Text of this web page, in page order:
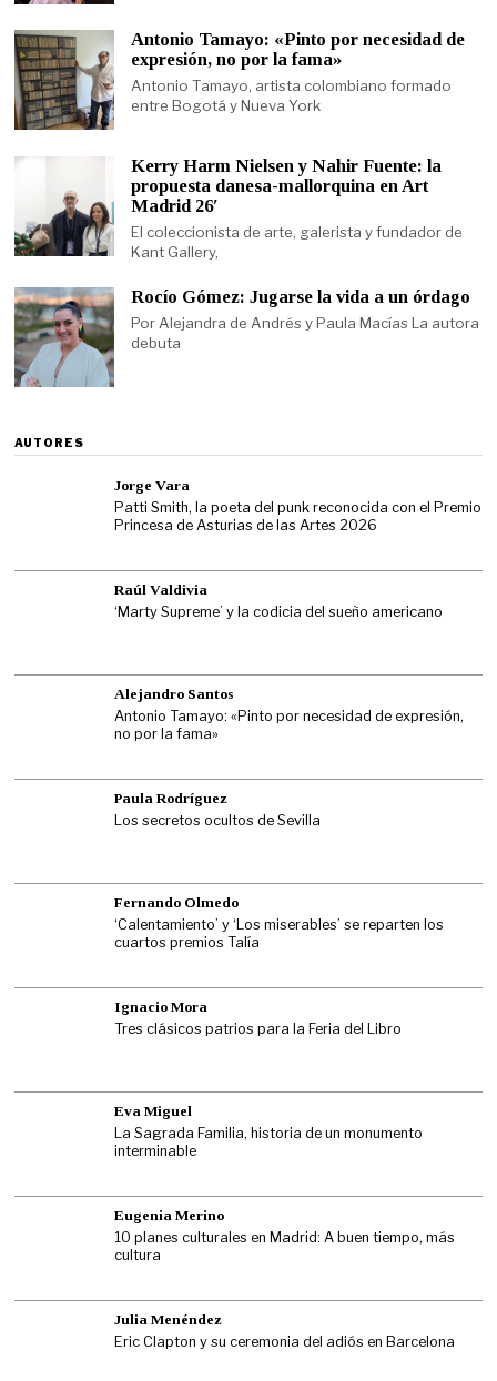
Antonio Tamayo: «Pinto por necesidad de
expresión, no por la fama»
Antonio Tamayo, artista colombiano formado
entre Bogotá y Nueva York
Kerry Harm Nielsen y Nahir Fuente: la
propuesta danesa-mallorquina en Art
Madrid 26′
El coleccionista de arte, galerista y fundador de
Kant Gallery,
Rocío Gómez: Jugarse la vida a un órdago
Por Alejandra de Andrés y Paula Macías La autora
debuta
AUTORES
Jorge Vara
Patti Smith, la poeta del punk reconocida con el Premio
Princesa de Asturias de las Artes 2026
Raúl Valdivia
‘Marty Supreme’ y la codicia del sueño americano
Alejandro Santos
Antonio Tamayo: «Pinto por necesidad de expresión,
no por la fama»
Paula Rodríguez
Los secretos ocultos de Sevilla
Fernando Olmedo
‘Calentamiento’ y ‘Los miserables’ se reparten los
cuartos premios Talía
Ignacio Mora
Tres clásicos patrios para la Feria del Libro
Eva Miguel
La Sagrada Familia, historia de un monumento
interminable
Eugenia Merino
10 planes culturales en Madrid: A buen tiempo, más
cultura
Julia Menéndez
Eric Clapton y su ceremonia del adiós en Barcelona